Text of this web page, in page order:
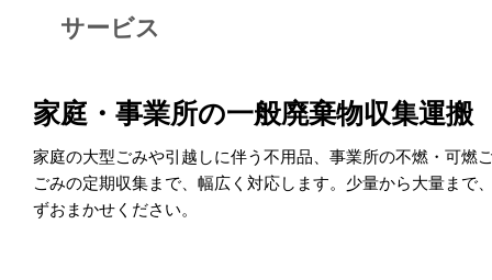
サービス
家庭・事業所の一般廃棄物収集運搬
家庭の大型ごみや引越しに伴う不用品、事業所の不燃・可燃
ごみの定期収集まで、幅広く対応します。少量から大量まで
ずおまかせください。